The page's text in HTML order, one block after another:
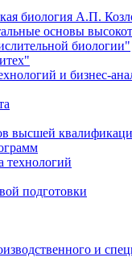
биология А.П.
основы
биологии"
и бизнес-
высшей
технологий
подготовки
и